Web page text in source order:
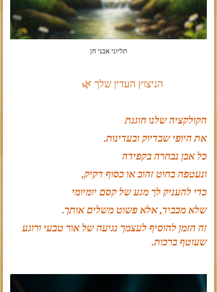
תליוני אבני חן
הניצוץ העדין שלך 🌿
הקולקציה שלנו חוגגת
את היופי שבדיוק ובעדינות.
כל אבן נבחרה בקפידה
ונעטפה בחוט זהוב או כסוף דקיק,
כדי להעניק לך מגע של קסם יומיומי
שלא מכביד, אלא פשוט משלים אותך.
זה הזמן להוסיף לעצמך נגיעה של אור טבעי ורוגע
שעוטף ברכות.